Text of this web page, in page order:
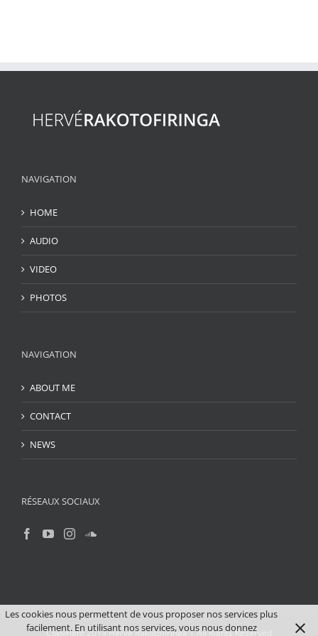
NAVIGATION
HOME
AUDIO
VIDEO
PHOTOS
NAVIGATION
ABOUT ME
CONTACT
NEWS
RÉSEAUX SOCIAUX
Copyright 2019 Hervé Rakotofiringa | All Rights Reserved
Les cookies nous permettent de vous proposer nos services plus
facilement. En utilisant nos services, vous nous donnez